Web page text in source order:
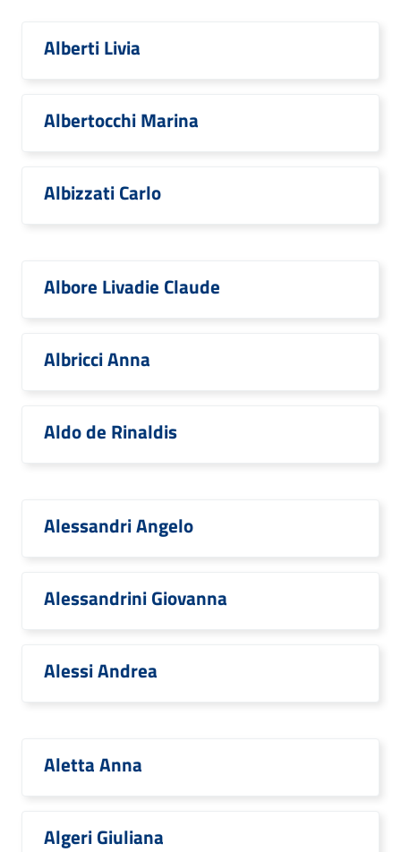
Alberti Livia
Albertocchi Marina
Albizzati Carlo
Albore Livadie Claude
Albricci Anna
Aldo de Rinaldis
Alessandri Angelo
Alessandrini Giovanna
Alessi Andrea
Aletta Anna
Algeri Giuliana